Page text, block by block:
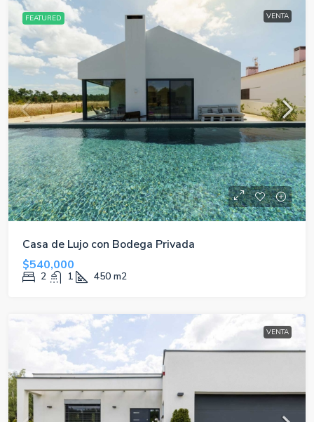
FEATURED VENTA
Casa de Lujo con Bodega Privada
$540,000
2 1 450 m2
VENTA